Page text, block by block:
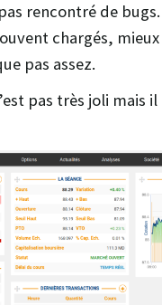
rencontré de
chargés,
pas assez.
pas très joli mais